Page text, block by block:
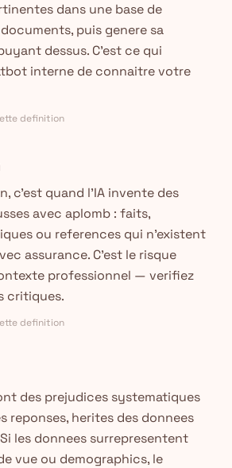
dans une base de
puis genere sa
dessus. C'est ce qui
interne de connaitre votre
definition
c'est quand l'IA invente des
avec aplomb : faits,
ou references qui n'existent
assurance. C'est le risque
professionnel — verifiez
critiques.
definition
des prejudices systematiques
reponses, herites des donnees
les donnees surrepresentent
vue ou demographics, le